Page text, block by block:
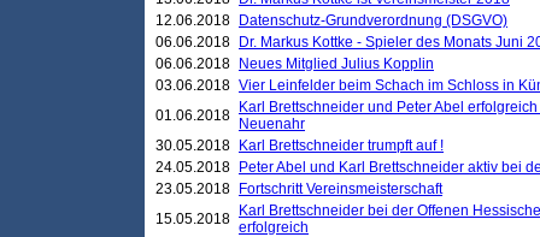
12.06.2018
Datenschutz-Grundverordnung (DSGVO)
06.06.2018
Dr. Markus Kottke - Spieler des Monats Juni
06.06.2018
Neues Mitglied Julius Kopplin
03.06.2018 Vier Leinfelder beim Schach im Schloss in
01.06.2018
Karl Brettschneider und Peter Abel
Neuenahr
30.05.2018
Karl Brettschneider trumpft auf !
24.05.2018
Peter Abel und Karl Brettschneider aktiv bei
23.05.2018
Fortschritt Vereinsmeisterschaft
15.05.2018
Karl Brettschneider bei der Offenen
erfolgreich